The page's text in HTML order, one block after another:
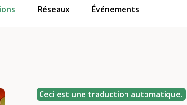
Réseaux Événements
Ceci est une traduction automatique.